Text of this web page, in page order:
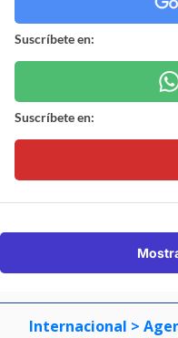
Suscríbete en:
Suscríbete en:
Internacional >